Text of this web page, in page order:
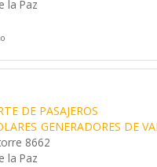
la Paz
DE PASAJEROS
GENERADORES DE
8662
la Paz